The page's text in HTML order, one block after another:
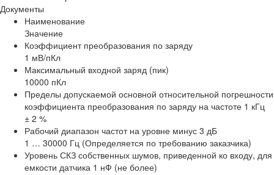
Документы
Наименование
Значение
Коэффициент преобразования по заряду
1 мВ/пКл
Максимальный входной заряд (пик)
10000 пКл
Пределы допускаемой основной относительной погрешности
коэффициента преобразования по заряду на частоте 1 кГц
± 2 %
Рабочий диапазон частот на уровне минус 3 дБ
1 … 30000 Гц (Определяется по требованию заказчика)
Уровень СКЗ собственных шумов, приведенной ко входу, для
емкости датчика 1 нФ (не более)